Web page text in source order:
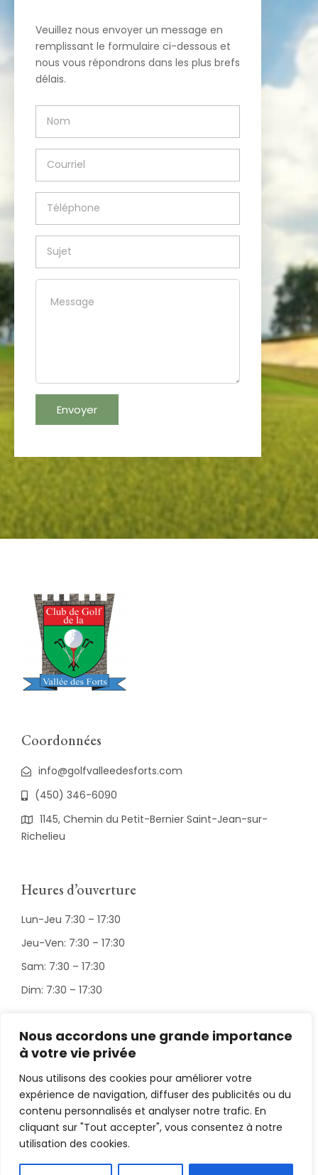
Nous accordons une grande importance
à votre vie privée
Nous utilisons des cookies pour améliorer votre
expérience de navigation, diffuser des publicités ou du
contenu personnalisés et analyser notre trafic. En
cliquant sur "Tout accepter", vous consentez à notre
utilisation des cookies.
Veuillez nous envoyer un message en
remplissant le formulaire ci-dessous et
nous vous répondrons dans les plus brefs
délais.
Coordonnées
info@golfvalleedesforts.com
(450) 346-6090
1145, Chemin du Petit-Bernier Saint-Jean-sur-
Richelieu
Heures d’ouverture
Lun-Jeu 7:30 – 17:30
Jeu-Ven: 7:30 – 17:30
Sam: 7:30 – 17:30
Dim: 7:30 – 17:30
Suivez-nous